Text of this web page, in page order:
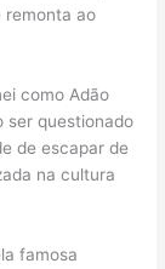
remonta ao
como Adão
ser questionado
de escapar de
na cultura
famosa